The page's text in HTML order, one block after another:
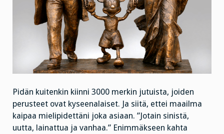
Pidän kuitenkin kiinni 3000 merkin jutuista, joiden
perusteet ovat kyseenalaiset. Ja siitä, ettei maailma
kaipaa mielipidettäni joka asiaan. ”Jotain sinistä,
uutta, lainattua ja vanhaa.” Enimmäkseen kahta